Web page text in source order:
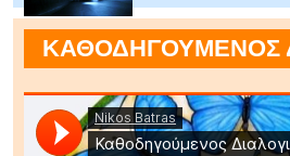
ΚΑΘΟΔΗΓΟΥΜΕΝΟΣ